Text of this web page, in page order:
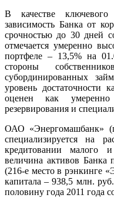
В качестве ключевого
зависимость Банка от
срочностью до 30 дней
отмечается умеренно
портфеле – 13,5% на
стороны
субординированных
уровень достаточности
оценен как
резервирования и
ОАО «Энергомашбанк»
специализируется на
кредитовании малого
величина активов
(216-е место в рэнкинге
капитала – 938,5 млн.
половину года 2011 года